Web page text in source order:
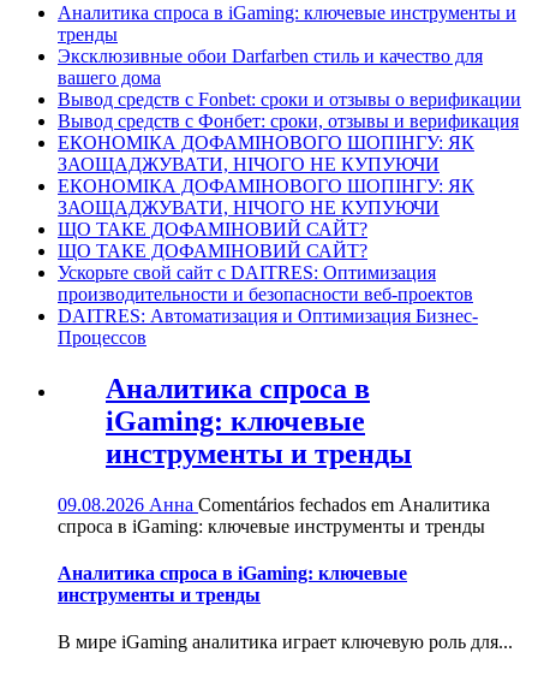
Аналитика спроса в iGaming: ключевые инструменты и
тренды
Эксклюзивные обои Darfarben стиль и качество для
вашего дома
Вывод средств с Fonbet: сроки и отзывы о верификации
Вывод средств с Фонбет: сроки, отзывы и верификация
ЕКОНОМІКА ДОФАМІНОВОГО ШОПІНГУ: ЯК
ЗАОЩАДЖУВАТИ, НІЧОГО НЕ КУПУЮЧИ
ЕКОНОМІКА ДОФАМІНОВОГО ШОПІНГУ: ЯК
ЗАОЩАДЖУВАТИ, НІЧОГО НЕ КУПУЮЧИ
ЩО ТАКЕ ДОФАМІНОВИЙ САЙТ?
ЩО ТАКЕ ДОФАМІНОВИЙ САЙТ?
Ускорьте свой сайт с DAITRES: Оптимизация
производительности и безопасности веб-проектов
DAITRES: Автоматизация и Оптимизация Бизнес-
Процессов
Аналитика спроса в
iGaming: ключевые
инструменты и тренды
09.08.2026 Анна Comentários fechados em Аналитика
спроса в iGaming: ключевые инструменты и тренды
Аналитика спроса в iGaming: ключевые
инструменты и тренды
В мире iGaming аналитика играет ключевую роль для...